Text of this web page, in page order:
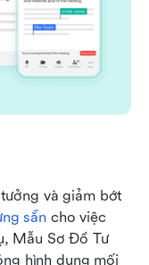
và giảm bớt
sẵn cho việc
Mẫu Sơ Đồ Tư
hình dung mối